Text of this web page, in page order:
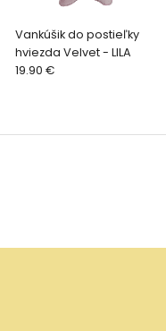
Vankúšik do postieľky
hviezda Velvet - LILA
19.90 €